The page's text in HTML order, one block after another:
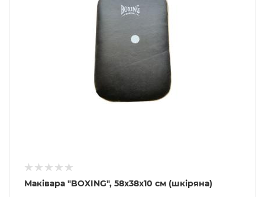
Маківара "BOXING", 58х38х10 см (шкіряна)